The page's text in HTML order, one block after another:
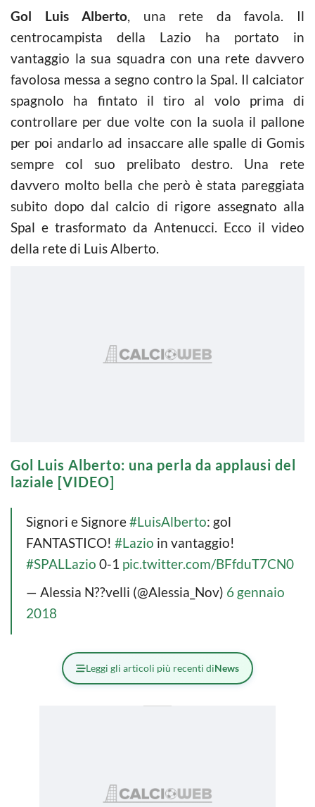
Gol Luis Alberto, una rete da favola. Il
centrocampista della Lazio ha portato in
vantaggio la sua squadra con una rete davvero
favolosa messa a segno contro la Spal. Il calciator
spagnolo ha fintato il tiro al volo prima di
controllare per due volte con la suola il pallone
per poi andarlo ad insaccare alle spalle di Gomis
sempre col suo prelibato destro. Una rete
davvero molto bella che però è stata pareggiata
subito dopo dal calcio di rigore assegnato alla
Spal e trasformato da Antenucci. Ecco il video
della rete di Luis Alberto.
Gol Luis Alberto: una perla da applausi del
laziale [VIDEO]
Signori e Signore#LuisAlberto: gol
FANTASTICO! #Lazio in vantaggio!
#SPALLazio 0-1 pic.twitter.com/BFfduT7CN0
— Alessia N??velli (@Alessia_Nov) 6 gennaio
2018
Leggi gli articoli più recenti diNews